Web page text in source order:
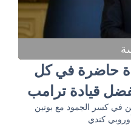
حاضرة في كل
قيادة ترامب
في كسر الجمود مع بوتين
كندي